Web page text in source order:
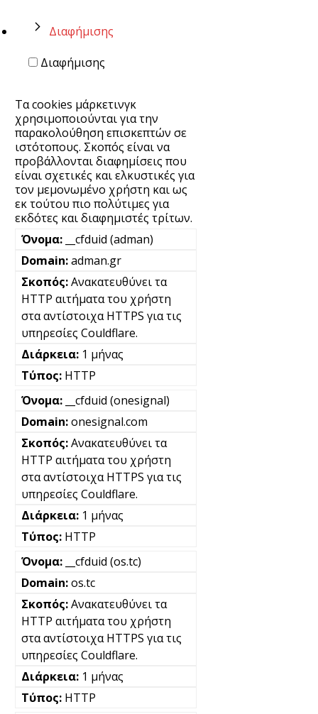
Διαφήμισης
Διαφήμισης
Τα cookies μάρκετινγκ
χρησιμοποιούνται για την
παρακολούθηση επισκεπτών σε
ιστότοπους. Σκοπός είναι να
προβάλλονται διαφημίσεις που
είναι σχετικές και ελκυστικές για
τον μεμονωμένο χρήστη και ως
εκ τούτου πιο πολύτιμες για
εκδότες και διαφημιστές τρίτων.
__cfduid (adman)
adman.gr
Ανακατευθύνει τα
HTTP αιτήματα του χρήστη
στα αντίστοιχα HTTPS για τις
υπηρεσίες Couldflare.
1 μήνας
HTTP
__cfduid (onesignal)
onesignal.com
Ανακατευθύνει τα
HTTP αιτήματα του χρήστη
στα αντίστοιχα HTTPS για τις
υπηρεσίες Couldflare.
1 μήνας
HTTP
__cfduid (os.tc)
os.tc
Ανακατευθύνει τα
HTTP αιτήματα του χρήστη
στα αντίστοιχα HTTPS για τις
υπηρεσίες Couldflare.
1 μήνας
HTTP